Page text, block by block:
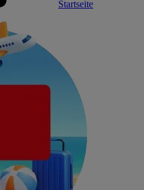
Startseite